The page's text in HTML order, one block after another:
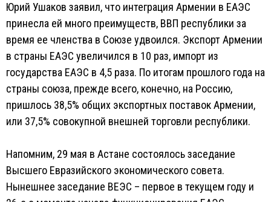
Юрий Ушаков заявил, что интеграция Армении в ЕАЭС
принесла ей много преимуществ, ВВП республики за
время ее членства в Союзе удвоился. Экспорт Армении
в страны ЕАЭС увеличился в 10 раз, импорт из
государства ЕАЭС в 4,5 раза. По итогам прошлого года на
страны союза, прежде всего, конечно, на Россию,
пришлось 38,5% общих экспортных поставок Армении,
или 37,5% совокупной внешней торговли республики.
Напомним, 29 мая в Астане состоялось заседание
Высшего Евразийского экономического совета.
Нынешнее заседание ВЕЭС – первое в текущем году и